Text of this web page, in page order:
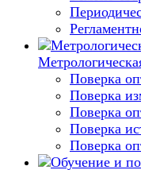
Поверка
Поверка
Поверка
Поверка
Поверка